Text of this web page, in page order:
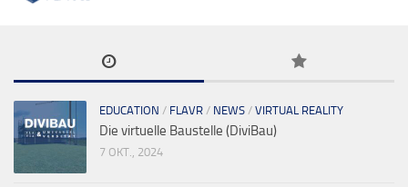
EDUCATION / FLAVR / NEWS / VIRTUAL REALITY
Die virtuelle Baustelle (DiviBau)
7 OKT., 2024